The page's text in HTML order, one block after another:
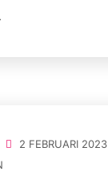
2 FEBRUARI 2023